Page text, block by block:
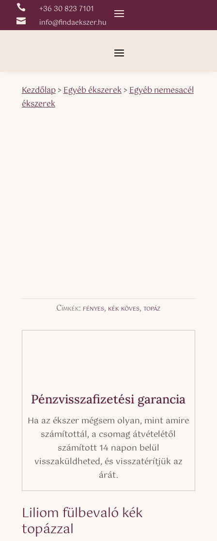
 +36 30 823 7101
 info@findaekszer.hu
Kezdőlap>Egyéb ékszerek>Egyéb nemesacél
ékszerek
Címkék: fényes, kék köves,topáz
Pénzvisszafizetési garancia
Ha az ékszer mégsem olyan, mint amire
számítottál, a csomag átvételétől
számított 14 napon belül
visszaküldheted, és visszatérítjük az
árát.
Liliom fülbevaló kék
topázzal